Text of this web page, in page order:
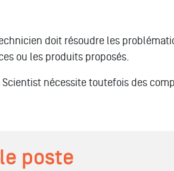
doit résoudre les
ou les produits proposés.
nécessite toutefois des
poste